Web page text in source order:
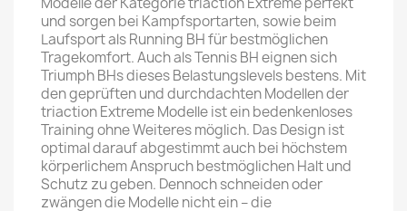
und sorgen bei Kampfsportarten, sowie beim
Laufsport als Running BH für bestmöglichen
Tragekomfort. Auch als Tennis BH eignen sich
Triumph BHs dieses Belastungslevels bestens. Mit
den geprüften und durchdachten Modellen der
triaction Extreme Modelle ist ein bedenkenloses
Training ohne Weiteres möglich. Das Design ist
optimal darauf abgestimmt auch bei höchstem
körperlichem Anspruch bestmöglichen Halt und
Schutz zu geben. Dennoch schneiden oder
zwängen die Modelle nicht ein – die